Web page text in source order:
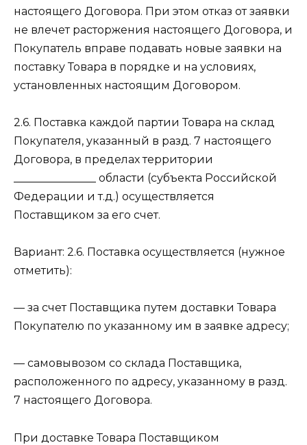
настоящего Договора. При этом отказ от заявки
не влечет расторжения настоящего Договора, и
Покупатель вправе подавать новые заявки на
поставку Товара в порядке и на условиях,
установленных настоящим Договором.
2.6. Поставка каждой партии Товара на склад
Покупателя, указанный в разд. 7 настоящего
Договора, в пределах территории
_______________ области (субъекта Российской
Федерации и т.д.) осуществляется
Поставщиком за его счет.
Вариант: 2.6. Поставка осуществляется (нужное
отметить):
— за счет Поставщика путем доставки Товара
Покупателю по указанному им в заявке адресу;
— самовывозом со склада Поставщика,
расположенного по адресу, указанному в разд.
7 настоящего Договора.
При доставке Товара Поставщиком